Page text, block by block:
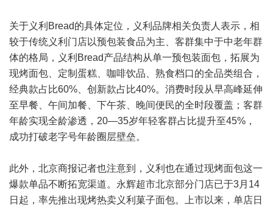
关于义利Bread的具体定位，义利品牌相关负责人表示，相
较于传统义利门店以预包装食品为主、客群集中于中老年群
体的格局，义利Bread产品结构从单一预包装面包，拓展为
现烤面包、定制蛋糕、咖啡饮品、熟食档口的全品类组合，
经典款占比60%、创新款占比40%。消费时段从早高峰延伸
至早餐、午间加餐、下午茶、晚间便民的全时段覆盖；客群
年龄实现全龄渗透，20—35岁年轻客群占比提升至45%，
成功打破老字号年龄圈层壁垒。
此外，北京商报记者也注意到，义利也在通过现烤面包这一
爆款单品不断拓宽渠道。永辉超市北京部分门店已于3月14
日起，率先推出现烤热卖义利菓子面包。上市以来，单店日